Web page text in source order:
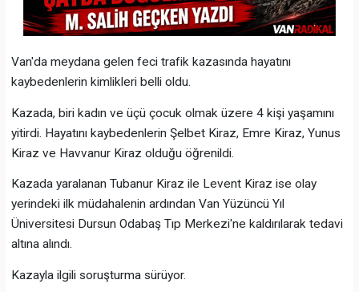
Van'da meydana gelen feci trafik kazasında hayatını
kaybedenlerin kimlikleri belli oldu.
Kazada, biri kadın ve üçü çocuk olmak üzere 4 kişi yaşamını
yitirdi. Hayatını kaybedenlerin Şelbet Kiraz, Emre Kiraz, Yunus
Kiraz ve Havvanur Kiraz olduğu öğrenildi.
Kazada yaralanan Tubanur Kiraz ile Levent Kiraz ise olay
yerindeki ilk müdahalenin ardından Van Yüzüncü Yıl
Üniversitesi Dursun Odabaş Tıp Merkezi'ne kaldırılarak tedavi
altına alındı.
Kazayla ilgili soruşturma sürüyor.